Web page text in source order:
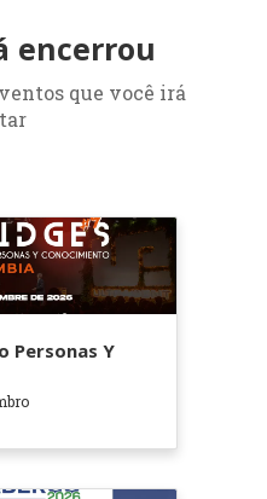
encerrou
que você irá
Personas Y